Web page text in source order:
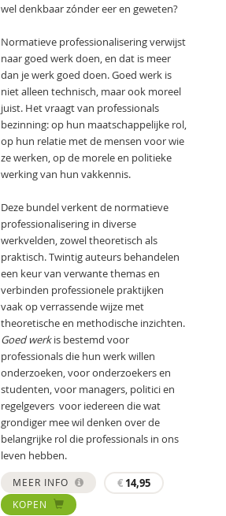
wel denkbaar zónder eer en geweten?
Normatieve professionalisering verwijst
naar goed werk doen, en dat is meer
dan je werk goed doen. Goed werk is
niet alleen technisch, maar ook moreel
juist. Het vraagt van professionals
bezinning: op hun maatschappelijke rol,
op hun relatie met de mensen voor wie
ze werken, op de morele en politieke
werking van hun vakkennis.
Deze bundel verkent de normatieve
professionalisering in diverse
werkvelden, zowel theoretisch als
praktisch. Twintig auteurs behandelen
een keur van verwante themas en
verbinden professionele praktijken
vaak op verrassende wijze met
theoretische en methodische inzichten.
Goed werkis bestemd voor
professionals die hun werk willen
onderzoeken, voor onderzoekers en
studenten, voor managers, politici en
regelgevers  voor iedereen die wat
grondiger mee wil denken over de
belangrijke rol die professionals in ons
leven hebben.
MEER INFO € 14,95
KOPEN